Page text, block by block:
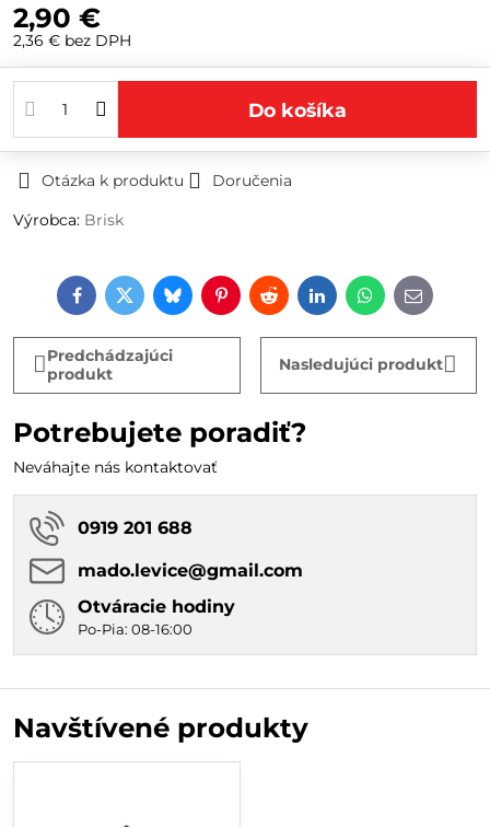
2,90 €
2,36 € bez DPH
Do košíka
Otázka k produktu
Doručenia
Výrobca: Brisk
FacebookTwitterBlueskyPinterestRedditLinkedInWhatsApp
E-
mail
Predchádzajúci
produkt
Nasledujúci produkt
Potrebujete poradiť?
Neváhajte nás kontaktovať
0919 201 688
mado​.levice​@gmail​.com
Otváracie hodiny
Po-Pia: 08-16:00
Navštívené produkty